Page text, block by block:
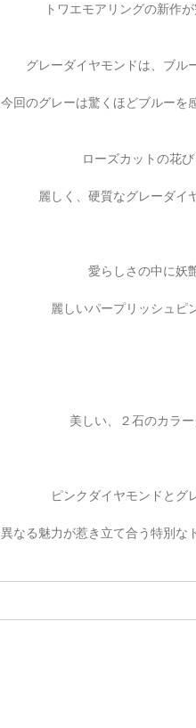
トワエモアリングの新作
グレーダイヤモンドは、ブル
今回のグレーは驚くほどブルーを
ローズカットの花
麗しく、硬質なグレーダイ
愛らしさの中に妖
麗しいパープリッシュピ
美しい、２石のカラー
ピンクダイヤモンドとグ
異なる魅力が惹き立て合う特別な